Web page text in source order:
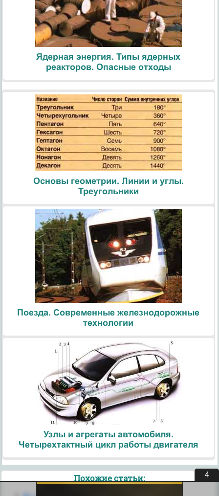
Ядерная энергия. Типы ядерных
реакторов. Опасные отходы
Основы геометрии. Линии и углы.
Треугольники
Поезда. Современные железнодорожные
технологии
Узлы и агрегаты автомобиля.
Четырехтактный цикл работы двигателя
Похожие статьи: 4